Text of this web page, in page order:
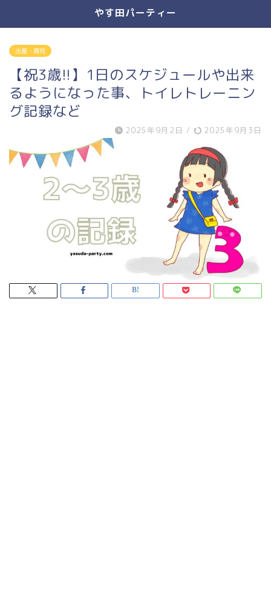
やす田パーティー
出産・育児
【祝3歳!!】1日のスケジュールや出来
るようになった事、トイレトレーニン
グ記録など
2025年9月2日 / 2025年9月3日